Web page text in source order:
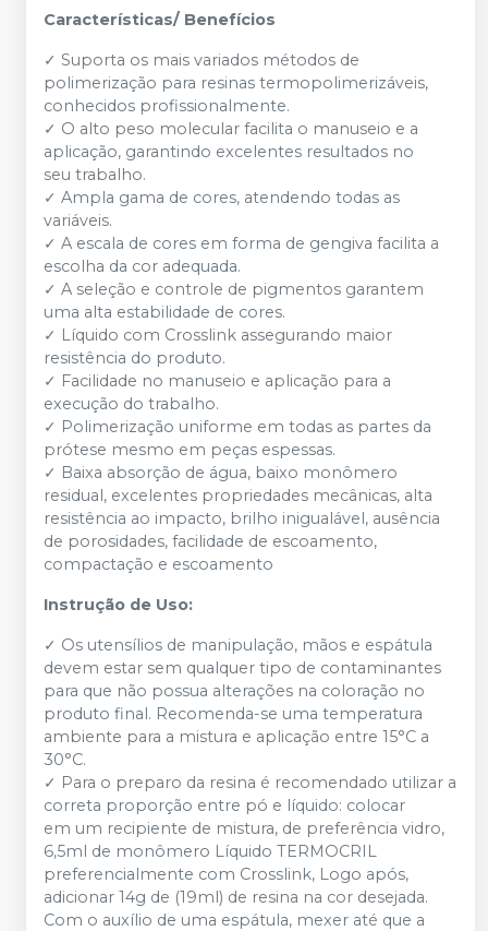
Características/ Benefícios
✓ Suporta os mais variados métodos de
polimerização para resinas termopolimerizáveis,
conhecidos profissionalmente.
✓ O alto peso molecular facilita o manuseio e a
aplicação, garantindo excelentes resultados no
seu trabalho.
✓ Ampla gama de cores, atendendo todas as
variáveis.
✓ A escala de cores em forma de gengiva facilita a
escolha da cor adequada.
✓ A seleção e controle de pigmentos garantem
uma alta estabilidade de cores.
✓ Líquido com Crosslink assegurando maior
resistência do produto.
✓ Facilidade no manuseio e aplicação para a
execução do trabalho.
✓ Polimerização uniforme em todas as partes da
prótese mesmo em peças espessas.
✓ Baixa absorção de água, baixo monômero
residual, excelentes propriedades mecânicas, alta
resistência ao impacto, brilho inigualável, ausência
de porosidades, facilidade de escoamento,
compactação e escoamento
Instrução de Uso:
✓ Os utensílios de manipulação, mãos e espátula
devem estar sem qualquer tipo de contaminantes
para que não possua alterações na coloração no
produto final. Recomenda-se uma temperatura
ambiente para a mistura e aplicação entre 15°C a
30°C.
✓ Para o preparo da resina é recomendado utilizar a
correta proporção entre pó e líquido: colocar
em um recipiente de mistura, de preferência vidro,
6,5ml de monômero Líquido TERMOCRIL
preferencialmente com Crosslink, Logo após,
adicionar 14g de (19ml) de resina na cor desejada.
Com o auxílio de uma espátula, mexer até que a